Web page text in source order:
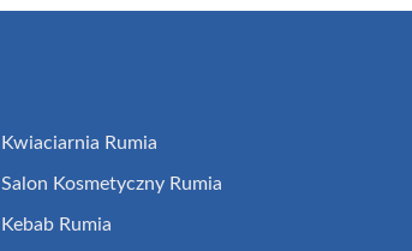
Kwiaciarnia Rumia
Salon Kosmetyczny Rumia
Kebab Rumia